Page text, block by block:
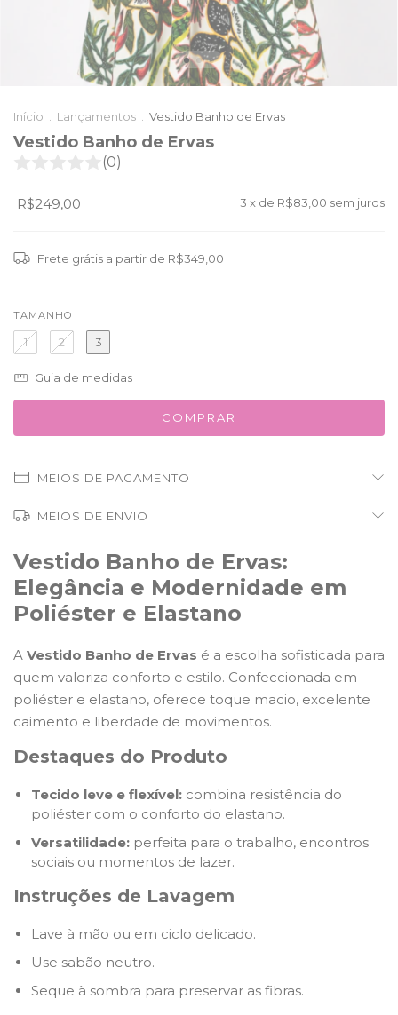
Início Lançamentos Vestido Banho de Ervas
Vestido Banho de Ervas
(0)
R$249,00 3 x de R$83,00 sem juros
Frete grátis a partir de R$349,00
TAMANHO
1 2 3
Guia de medidas
MEIOS DE PAGAMENTO
MEIOS DE ENVIO
Vestido Banho de Ervas:
Elegância e Modernidade em
Poliéster e Elastano
A Vestido Banho de Ervas é a escolha sofisticada para
quem valoriza conforto e estilo. Confeccionada em
poliéster e elastano, oferece toque macio, excelente
caimento e liberdade de movimentos.
Destaques do Produto
Tecido leve e flexível: combina resistência do
poliéster com o conforto do elastano.
Versatilidade: perfeita para o trabalho, encontros
sociais ou momentos de lazer.
Instruções de Lavagem
Lave à mão ou em ciclo delicado.
Use sabão neutro.
Seque à sombra para preservar as fibras.